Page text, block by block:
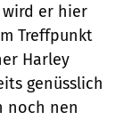
er hier
Treffpunkt
Harley
genüsslich
noch nen